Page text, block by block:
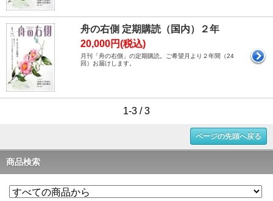
舟の右側 定期購読（国内）２年
20,000円(税込)
月刊「舟の右側」の定期購読。ご希望月より２年間（24
回）お届けします。
1-3 / 3
ページの先頭へ戻る
商品検索